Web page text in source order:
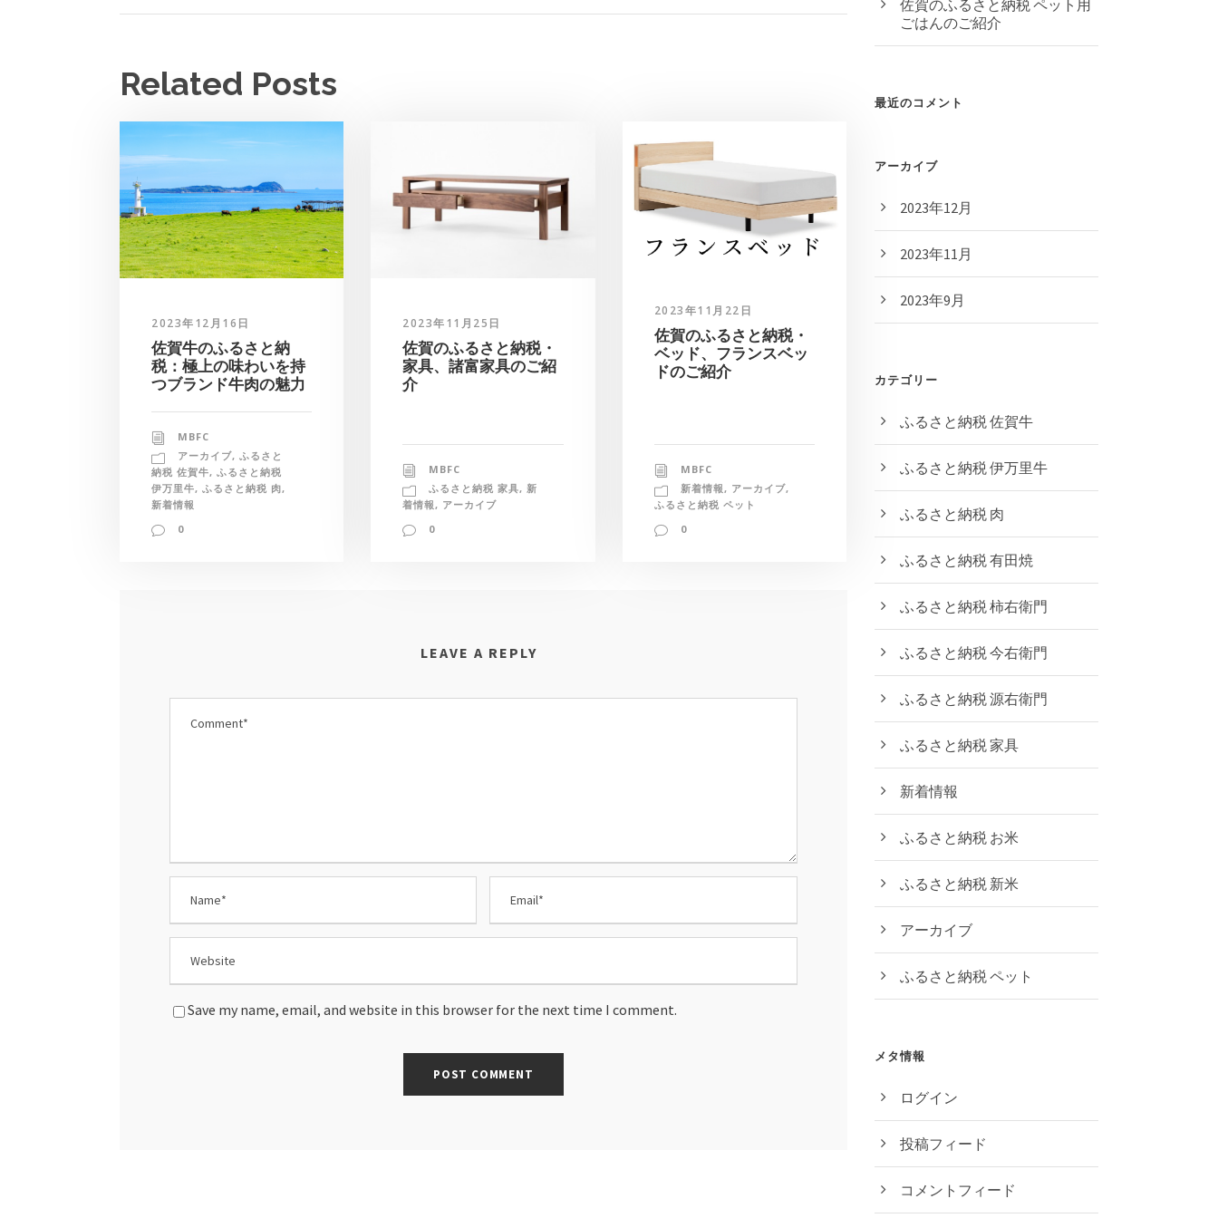
Related Posts
2023年12月16日
佐賀牛のふるさと納
税：極上の味わいを持
つブランド牛肉の魅力
MBFC
アーカイブ, ふるさと
納税 佐賀牛, ふるさと納税
伊万里牛, ふるさと納税 肉,
新着情報
0
2023年11月25日
佐賀のふるさと納税・
家具、諸富家具のご紹
介
MBFC
ふるさと納税 家具, 新
着情報, アーカイブ
0
2023年11月22日
佐賀のふるさと納税・
ベッド、フランスベッ
ドのご紹介
MBFC
新着情報, アーカイブ,
ふるさと納税 ペット
0
LEAVE A REPLY
Save my name, email, and website in this browser for the next time I comment.
佐賀のふるさと納税 ペット用
ごはんのご紹介
最近のコメント
アーカイブ
2023年12月
2023年11月
2023年9月
カテゴリー
ふるさと納税 佐賀牛
ふるさと納税 伊万里牛
ふるさと納税 肉
ふるさと納税 有田焼
ふるさと納税 柿右衛門
ふるさと納税 今右衛門
ふるさと納税 源右衛門
ふるさと納税 家具
新着情報
ふるさと納税 お米
ふるさと納税 新米
アーカイブ
ふるさと納税 ペット
メタ情報
ログイン
投稿フィード
コメントフィード